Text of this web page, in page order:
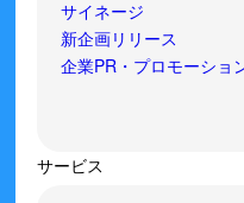
サイネージ
新企画リリース
企業PR・プロモーショ
サービス